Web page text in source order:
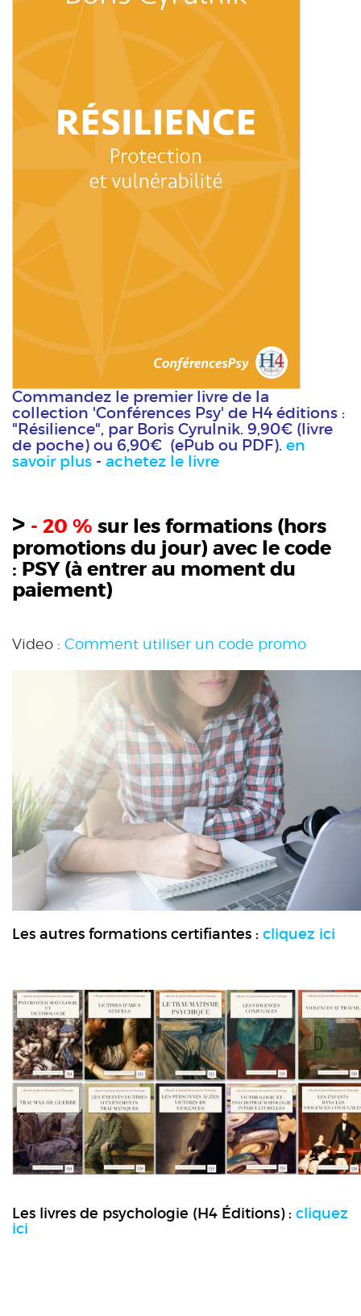
Commandez le premier livre de la
collection 'Conférences Psy' de H4 éditions :
"Résilience", par Boris Cyrulnik. 9,90€ (livre
de poche) ou 6,90€ (ePub ou PDF). en
savoir plus - achetez le livre
> - 20 % sur les formations (hors
promotions du jour) avec le code
: PSY(à entrer au moment du
paiement)
Video : Comment utiliser un code promo
Les autres formations certifiantes : cliquez ici
Les livres de psychologie (H4 Éditions) : cliquez
ici